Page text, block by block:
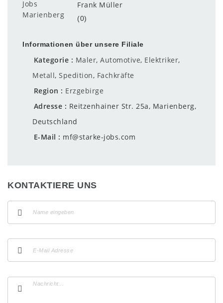
Frank Müller
(0)
Informationen über unsere Filiale
Kategorie Maler, Automotive, Elektriker,
Metall, Spedition, Fachkräfte
Region
Erzgebirge
Adresse
Reitzenhainer Str. 25a, Marienberg,
Deutschland
E-Mail
mf@starke-jobs.com
KONTAKTIERE UNS